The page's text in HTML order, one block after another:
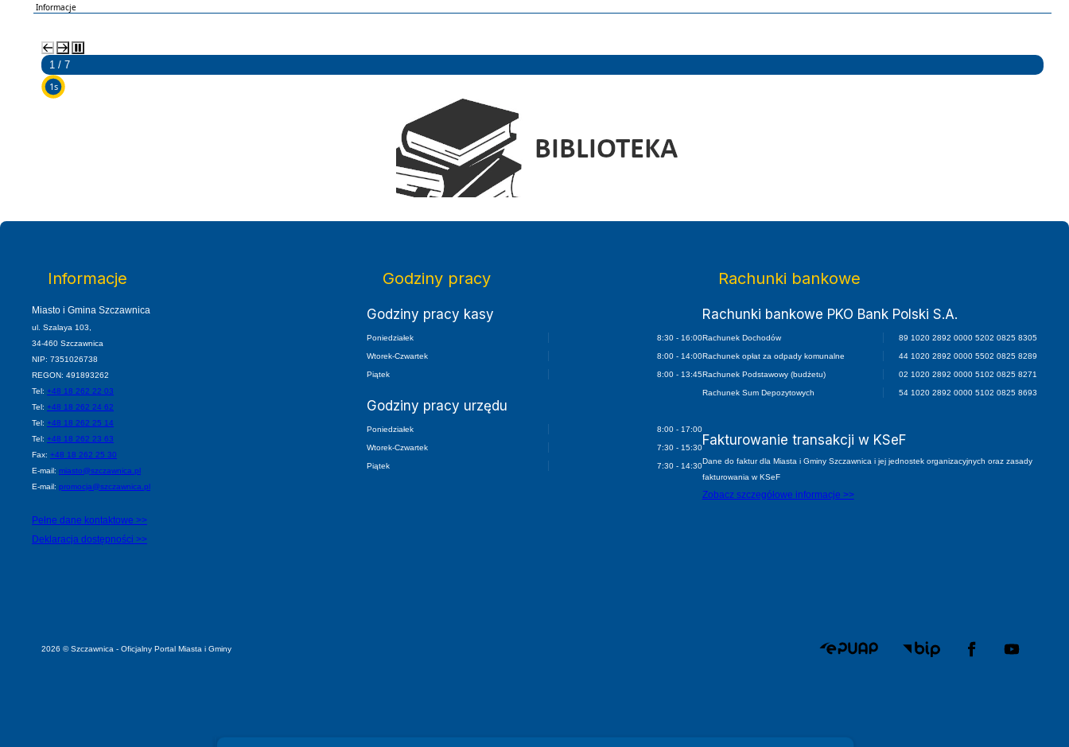
Informacje
2 / 7
5s
Elektroniczny Dziennik Urzędowy Województwa Małopolskiego
Informacje
Miasto i Gmina Szczawnica
ul. Szalaya 103,
34-460 Szczawnica
NIP: 7351026738
REGON: 491893262
Tel: +48 18 262 22 03
Tel: +48 18 262 24 62
Tel: +48 18 262 25 14
Tel: +48 18 262 23 63
Fax: +48 18 262 25 30
E-mail: miasto@szczawnica.pl
E-mail: promocja@szczawnica.pl
Pełne dane kontaktowe >>
Deklaracja dostępności >>
Godziny pracy
Godziny pracy kasy
Poniedziałek 8:30 - 16:00
Wtorek-Czwartek 8:00 - 14:00
Piątek 8:00 - 13:45
Godziny pracy urzędu
Poniedziałek 8:00 - 17:00
Wtorek-Czwartek 7:30 - 15:30
Piątek 7:30 - 14:30
Rachunki bankowe
Rachunki bankowe PKO Bank Polski S.A.
Rachunek Dochodów 89 1020 2892 0000 5202 0825 8305
Rachunek opłat za odpady komunalne 44 1020 2892 0000 5502 0825 8289
Rachunek Podstawowy (budżetu) 02 1020 2892 0000 5102 0825 8271
Rachunek Sum Depozytowych 54 1020 2892 0000 5102 0825 8693
Fakturowanie transakcji w KSeF
Dane do faktur dla Miasta i Gminy Szczawnica i jej jednostek organizacyjnych oraz zasady
fakturowania w KSeF
Zobacz szczegółowe informacje >>
2026 © Szczawnica - Oficjalny Portal Miasta i Gminy